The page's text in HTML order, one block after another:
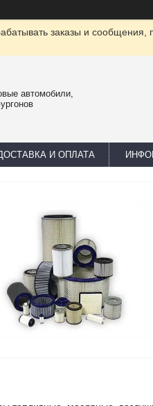
заказы и
автомобили,
И ОПЛАТА